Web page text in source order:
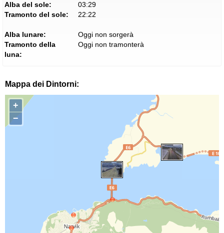
Alba del sole:
03:29
Tramonto del sole:
22:22
Alba lunare:
Oggi non sorgerà
Tramonto della
luna:
Oggi non tramonterà
Mappa dei Dintorni:
+
−